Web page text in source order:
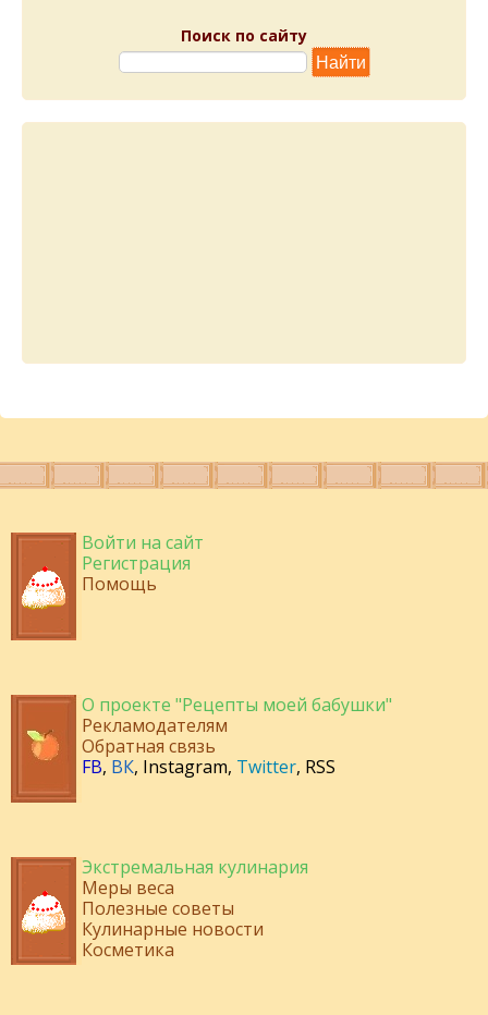
Поиск по сайту
Войти на сайт
Регистрация
Помощь
О проекте "Рецепты моей бабушки"
Рекламодателям
Обратная связь
FB, ВК, Instagram, Twitter, RSS
Экстремальная кулинария
Меры веса
Полезные советы
Кулинарные новости
Косметика